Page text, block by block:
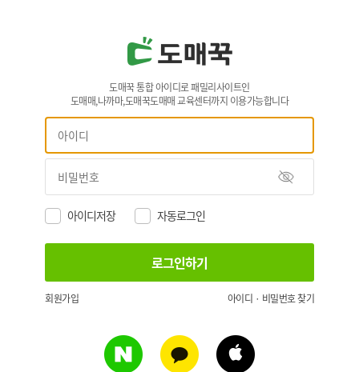
도매꾹 통합 아이디로 패밀리사이트인
도매매,나까마,도매꾹도매매 교육센터까지 이용가능합니다
아이디저장 자동로그인
회원가입 아이디 · 비밀번호 찾기